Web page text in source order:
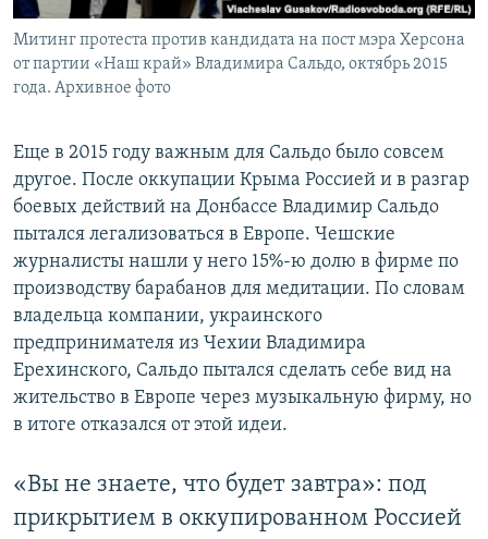
Митинг протеста против кандидата на пост мэра Херсона
от партии «Наш край» Владимира Сальдо, октябрь 2015
года. Архивное фото
Еще в 2015 году важным для Сальдо было совсем
другое. После оккупации Крыма Россией и в разгар
боевых действий на Донбассе Владимир Сальдо
пытался легализоваться в Европе. Чешские
журналисты нашли у него 15%-ю долю в фирме по
производству барабанов для медитации. По словам
владельца компании, украинского
предпринимателя из Чехии Владимира
Ерехинского, Сальдо пытался сделать себе вид на
жительство в Европе через музыкальную фирму, но
в итоге отказался от этой идеи.
«Вы не знаете, что будет завтра»: под
прикрытием в оккупированном Россией